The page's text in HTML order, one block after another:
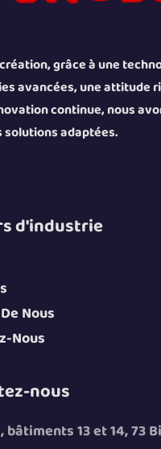
grâce à une
avancées, une attitude
continue, nous
solutions adaptées.
d'industrie
Nous
Nous
nous
bâtiments 13 et 14, 73